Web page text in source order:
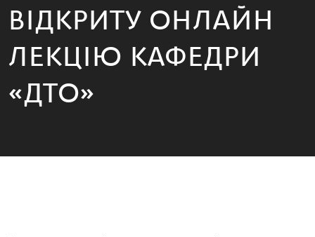
ВІДКРИТУ ОНЛАЙН
ЛЕКЦІЮ КАФЕДРИ
«ДТО»